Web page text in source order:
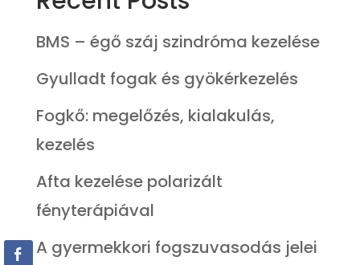
BMS – égő száj szindróma kezelése
Gyulladt fogak és gyökérkezelés
Fogkő: megelőzés, kialakulás,
kezelés
Afta kezelése polarizált
fényterápiával
A gyermekkori fogszuvasodás jelei